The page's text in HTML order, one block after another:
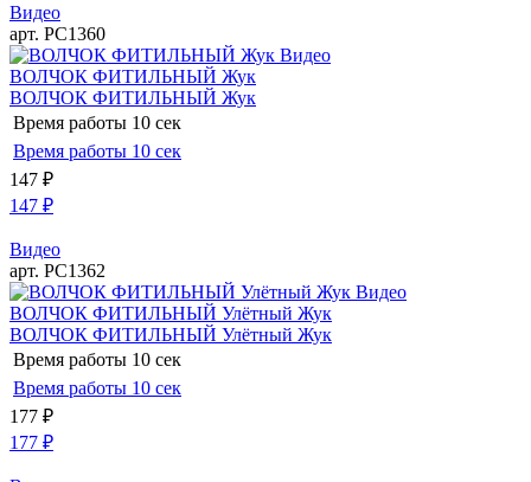
Видео
арт. РС1360
Видео
ВОЛЧОК ФИТИЛЬНЫЙ Жук
ВОЛЧОК ФИТИЛЬНЫЙ Жук
Время работы 10 сек
Время работы 10 сек
147 ₽
147 ₽
Видео
арт. РС1362
Видео
ВОЛЧОК ФИТИЛЬНЫЙ Улётный Жук
ВОЛЧОК ФИТИЛЬНЫЙ Улётный Жук
Время работы 10 сек
Время работы 10 сек
177 ₽
177 ₽